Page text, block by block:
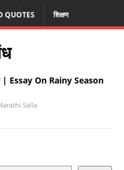
QUOTES शिक्षण
| Essay On Rainy Season
Salla